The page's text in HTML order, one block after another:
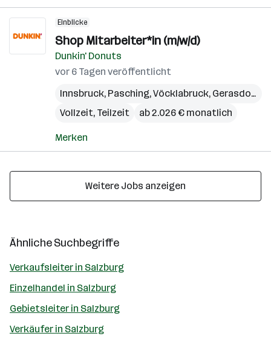
Einblicke
Shop Mitarbeiter*in (m/w/d)
Dunkin' Donuts
vor 6 Tagen veröffentlicht
Innsbruck, Pasching,Vöcklabruck, Gerasdorf bei Wien
Vollzeit, Teilzeit
ab 2.026 € monatlich
Merken
Weitere Jobs anzeigen
Ähnliche Suchbegriffe
Verkaufsleiter in Salzburg
Einzelhandel in Salzburg
Gebietsleiter in Salzburg
Verkäufer in Salzburg